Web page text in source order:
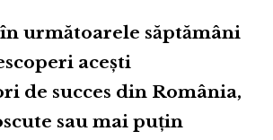
următoarele săptămâni
acești
de succes din România,
sau mai puţin